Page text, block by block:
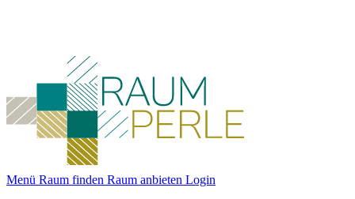
Menü Raum finden Raum anbieten Login